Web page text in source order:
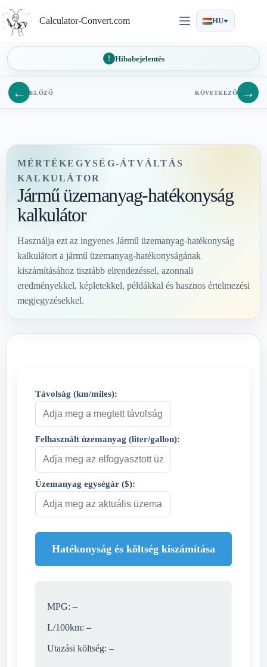
a
tartalomra
Calculator-Convert.com HU
Hibabejelentés
← ELŐZŐ KÖVETKEZŐ →
MÉRTÉKEGYSÉG-ÁTVÁLTÁS
KALKULÁTOR
Jármű üzemanyag-hatékonyság
kalkulátor
Használja ezt az ingyenes Jármű üzemanyag-hatékonyság
kalkulátort a jármű üzemanyag-hatékonyságának
kiszámításához tisztább elrendezéssel, azonnali
eredményekkel, képletekkel, példákkal és hasznos értelmezési
megjegyzésekkel.
Távolság (km/miles):
Felhasznált üzemanyag (liter/gallon):
Üzemanyag egységár ($):
Hatékonyság és költség kiszámítása
MPG: –
L/100km: –
Utazási költség: –